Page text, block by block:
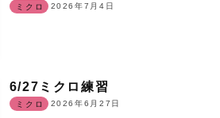
2026年7月4日
ミクロ
6/27ミクロ練習
2026年6月27日
ミクロ